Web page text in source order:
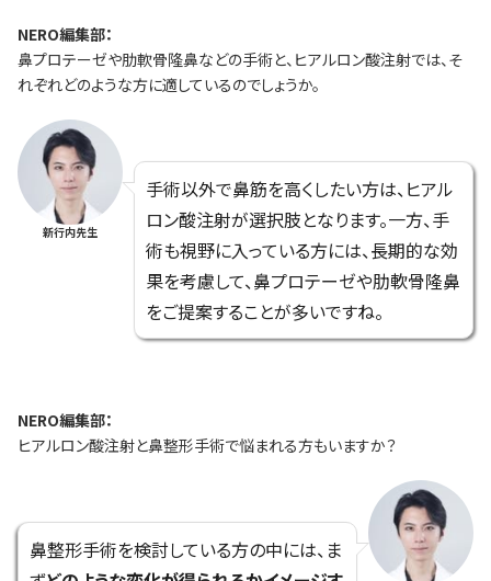
NERO編集部：
鼻プロテーゼや肋軟骨隆鼻などの手術と、ヒアルロン酸注射では、そ
れぞれどのような方に適しているのでしょうか。
新行内先生
手術以外で鼻筋を高くしたい方は、ヒアル
ロン酸注射が選択肢となります。一方、手
術も視野に入っている方には、長期的な効
果を考慮して、鼻プロテーゼや肋軟骨隆鼻
をご提案することが多いですね。
NERO編集部：
ヒアルロン酸注射と鼻整形手術で悩まれる方もいますか？
鼻整形手術を検討している方の中には、ま